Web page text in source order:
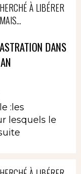
À LIBÉRER
DANS
:les
lesquels le